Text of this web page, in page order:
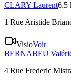
CLARY Laurent6.5
1 Rue Aristide
VisioVoir
BERNABEU
4 Rue Frederic